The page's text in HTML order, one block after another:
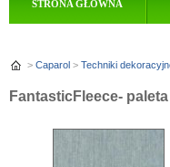
STRONA GŁÓWNA
> Caparol > Techniki
FantasticFleece-